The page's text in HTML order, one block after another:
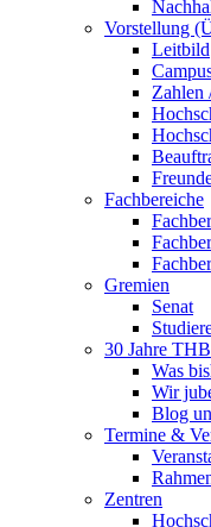
Vorstellung
Leitbild
Zahlen
Fachbereiche
Gremien
Senat
30 Jahre THB
Was
Wir
Blog
Termine &
Zentren